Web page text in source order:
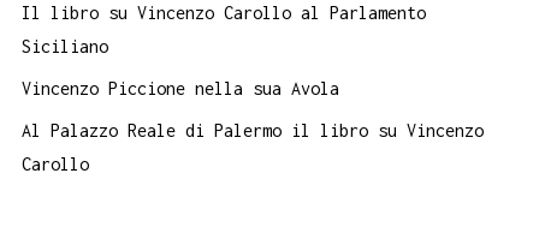
Il libro su Vincenzo Carollo al Parlamento
Siciliano
Vincenzo Piccione nella sua Avola
Al Palazzo Reale di Palermo il libro su Vincenzo
Carollo